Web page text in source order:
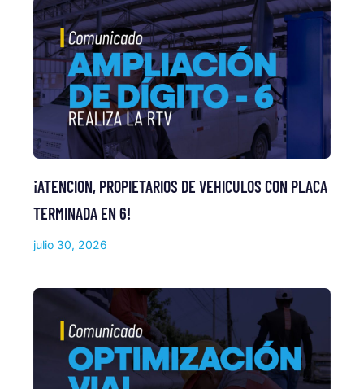
¡ATENCION, PROPIETARIOS DE VEHICULOS CON PLACA
TERMINADA EN 6!
julio 30, 2026